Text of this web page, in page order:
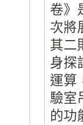
卷》
次將
其二
身探
運算
驗室
的功